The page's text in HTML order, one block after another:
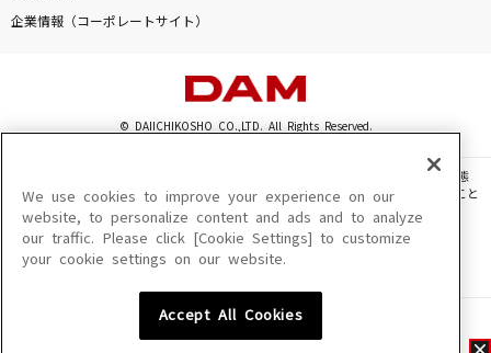
企業情報（コーポレートサイト）
© DAIICHIKOSHO CO.,LTD. All Rights Reserved.
このサイトに掲載されている一切の文章・画像・写真・動画・音声等を、手段や形態
を問わず、著作権法の定める範囲を超えて無断で複製、転載、ファイル化などすること
を禁じます。
楽曲及びコンテンツは、機種によりご利用いただけない場合があります。
楽曲及びコンテンツの配信日、配信内容が変更になる場合があります。
We use cookies to improve your experience on our
website, to personalize content and ads and to analyze
our traffic. Please click [Cookie Settings] to customize
your cookie settings on our website.
Accept All Cookies